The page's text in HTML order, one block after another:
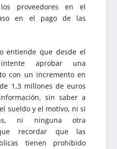
proveedores en el
en el pago de las
entiende que desde el
aprobar una
con un incremento en
1,3 millones de euros
sin saber a
sueldo y el motivo, ni si
ni ninguna otra
recordar que las
tienen prohibido